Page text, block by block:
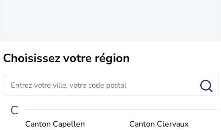
Choisissezvotre région
C
Canton Capellen
Canton Clervaux